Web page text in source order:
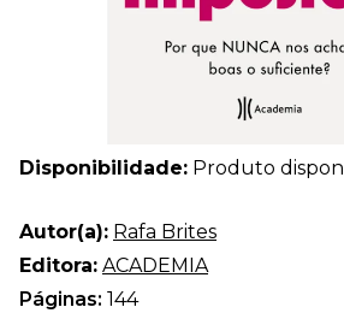
Disponibilidade: Produto
Autor(a): Rafa Brites
Editora: ACADEMIA
Páginas: 144